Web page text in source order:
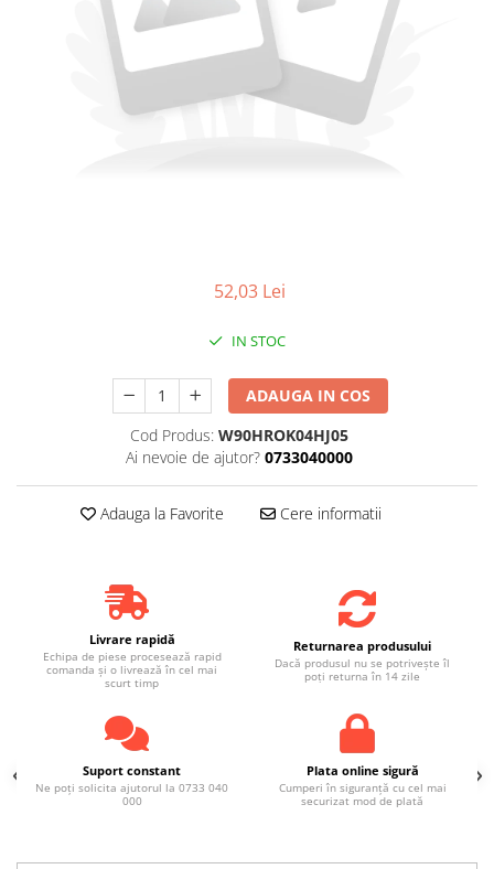
52,03 Lei
IN STOC
ADAUGA IN COS
Cod Produs: W90HROK04HJ05
Ai nevoie de ajutor? 0733040000
Adauga la Favorite Cere informatii
Livrare rapidă
Echipa de piese procesează rapid
comanda și o livrează în cel mai
scurt timp
Returnarea produsului
Dacă produsul nu se potrivește îl
poți returna în 14 zile
Suport constant
Ne poți solicita ajutorul la 0733 040
000
Plata online sigură
Cumperi în siguranță cu cel mai
securizat mod de plată